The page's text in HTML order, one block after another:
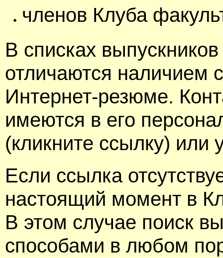
членов Клуба
В списках
отличаются наличием
Интернет-резюме.
имеются в его
(кликните ссылку) или
Если ссылка
настоящий момент в
В этом случае поиск
способами в любом